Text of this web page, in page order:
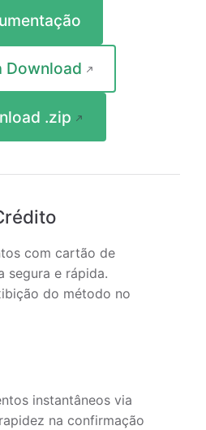
Download
.zip
com cartão de
segura e rápida.
do método no
instantâneos via
na confirmação